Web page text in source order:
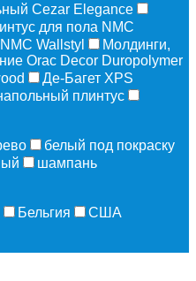
Cezar Elegance
для пола NMC
Wallstyl
Молдинги,
Orac Decor Duropolymer
Де-Багет XPS
плинтус
белый под покраску
шампань
Бельгия
США